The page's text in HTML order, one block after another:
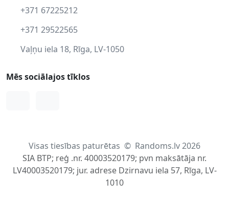
+371 67225212
+371 29522565
Vaļņu iela 18, Rīga, LV-1050
Mēs sociālajos tīklos
Visas tiesības paturētas © Randoms.lv 2026
SIA BTP; reģ .nr. 40003520179; pvn maksātāja nr.
LV40003520179; jur. adrese Dzirnavu iela 57, Rīga, LV-
1010